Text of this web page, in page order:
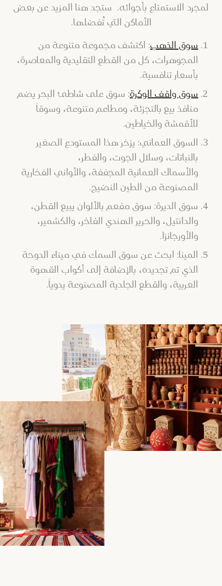
لمجرد الاستمتاع بأجوائه. ستجد هنا المزيد عن بعض
الأماكن التي تُفضلها.
سوق الذهب: اكتشف مجموعة متنوعة من
المجوهرات، كل من القطع التقليدية والمعاصرة،
بأسعار تنافسية.
سوق واقف الوكرة: سوق على شاطئ البحر يضم
منافذ بيع بالتجزئة، ومطاعم متنوعة، وسوقاً
للأقمشة والخياطين.
السوق العماني: يزخر هذا المستودع الصغير
بالنباتات، وسلال الجوت، والفطر،
والأسماك العمانية المجففة، والأواني الفخارية
المصنوعة من الطين النضيج.
سوق الديرة: سوق مفعم بالألوان يبيع القطن،
والدانتيل، والحرير الهندي الفاخر، والكشمير،
والأورجانزا.
المينا: ابحث عن سوق السمك في ميناء الدوحة
الذي تم تجديده، بالإضافة إلى أكواب القهوة
العربية، والقطع الجلدية المصنوعة يدوياً.